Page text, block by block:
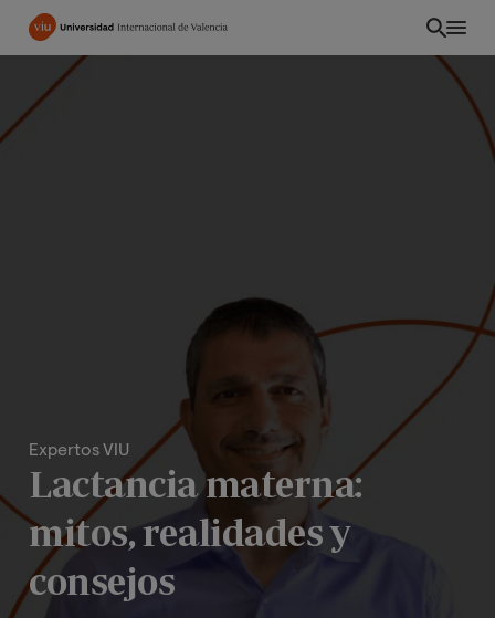
Pasar
contenido
principal
Expertos VIU
Lactancia materna:
mitos, realidades y
consejos